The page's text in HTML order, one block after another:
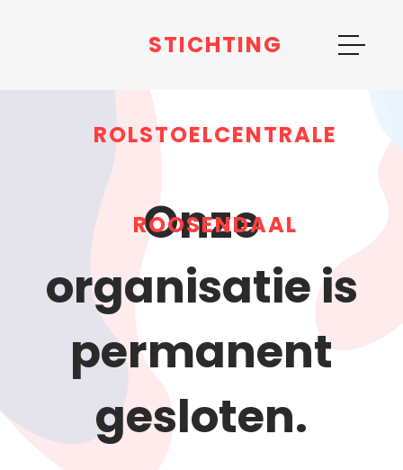
STICHTING
ROLSTOELCENTRALE
ROOSENDAAL
Onze
organisatie is
permanent
gesloten.